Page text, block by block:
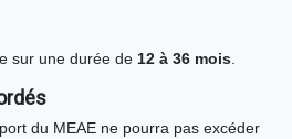
sur une durée de 12 à 36 mois.
du MEAE ne pourra pas excéder